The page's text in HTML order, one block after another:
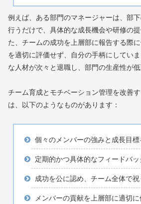
例えば、ある部門のマネージャーは、部
行うだけで、具体的な成長機会や研修の
た、チームの成功を上層部に報告する際
を適切に評価せず、自分の手柄にしてい
な人材が次々と退職し、部門の生産性が低
チーム育成とモチベーション管理を改善
は、以下のようなものがあります：
個々のメンバーの強みと成長目標
定期的かつ具体的なフィードバ
成功を公に認め、チーム全体で
メンバーの貢献を上層部に適切